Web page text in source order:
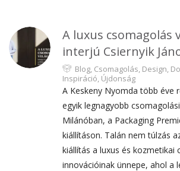
A luxus csomagolás
interjú Csiernyik
Blog, Csomagolás, Design,
Inspiráció, Újdonság
A Keskeny Nyomda több éve
egyik legnagyobb
Milánóban, a Packaging
kiállításon. Talán nem túlzás
kiállítás a luxus és kozmetikai
innovációinak ünnepe, ahol a